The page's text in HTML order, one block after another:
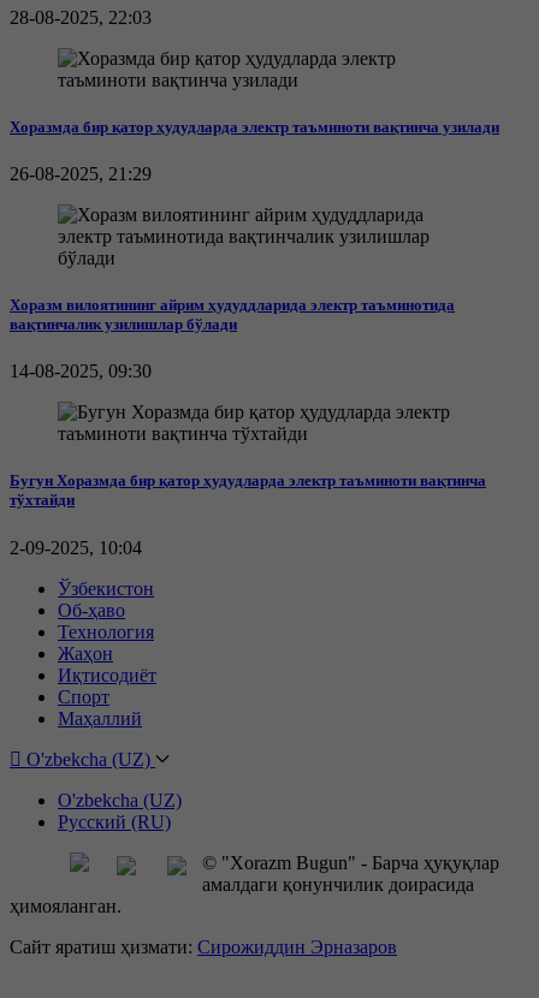
28-08-2025, 22:03
Хоразмда бир қатор ҳудудларда электр таъминоти вақтинча узилади
26-08-2025, 21:29
Хоразм вилоятининг айрим ҳудуддларида электр таъминотида
вақтинчалик узилишлар бўлади
14-08-2025, 09:30
Бугун Хоразмда бир қатор ҳудудларда электр таъминоти вақтинча
тўхтайди
2-09-2025, 10:04
Ўзбекистон
Об-ҳаво
Технология
Жаҳон
Иқтисодиёт
Спорт
Маҳаллий
O'zbekcha (UZ)
O'zbekcha (UZ)
Русский (RU)
© "Xorazm Bugun" - Барча ҳуқуқлар
амалдаги қонунчилик доирасида
ҳимояланган.
Сайт яратиш ҳизмати: Сирожиддин Эрназаров